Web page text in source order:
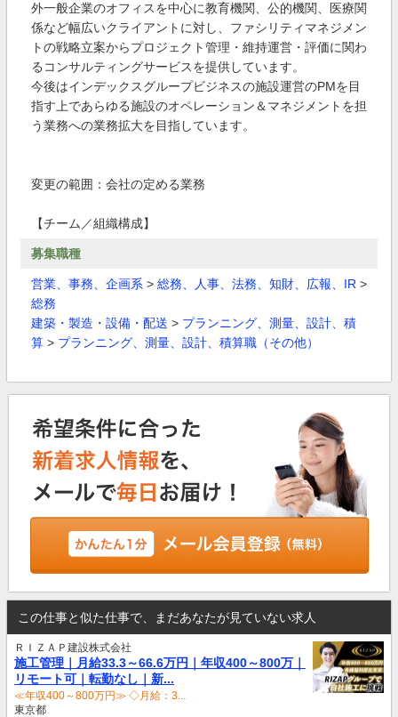
外一般企業のオフィスを中心に教育機関、公的機関、医療関
係など幅広いクライアントに対し、ファシリティマネジメン
トの戦略立案からプロジェクト管理・維持運営・評価に関わ
るコンサルティングサービスを提供しています。
今後はインデックスグループビジネスの施設運営のPMを目
指す上であらゆる施設のオペレーション＆マネジメントを担
う業務への業務拡大を目指しています。
変更の範囲：会社の定める業務
【チーム／組織構成】
募集職種
営業、事務、企画系 > 総務、人事、法務、知財、広報、IR >
総務
建築・製造・設備・配送 > プランニング、測量、設計、積
算 > プランニング、測量、設計、積算職（その他）
この仕事と似た仕事で、まだあなたが見ていない求人
ＲＩＺＡＰ建設株式会社
施工管理｜月給33.3～66.6万円｜年収400～800万｜
リモート可｜転勤なし｜新...
≪年収400～800万円≫ ◇月給：3...
東京都